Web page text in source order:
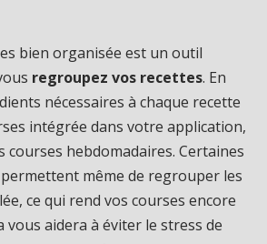
bien organisée est un outil
regroupez vos recettes. En
nécessaires à chaque recette
intégrée dans votre application,
courses hebdomadaires. Certaines
même de regrouper les
ce qui rend vos courses encore
vous aidera à éviter le stress de